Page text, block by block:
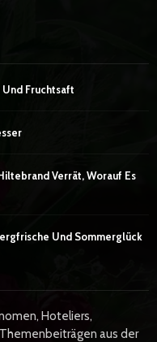
Fruchtsaft
Verrät, Worauf Es
Und Sommerglück
Hoteliers,
aus der